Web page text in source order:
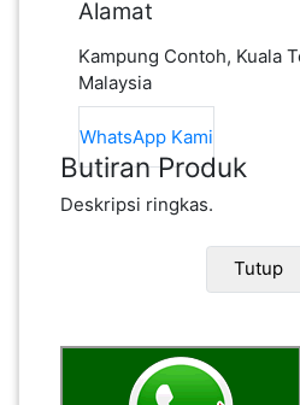
Alamat
Kampung Contoh, Kuala
Malaysia
WhatsApp Kami
Butiran Produk
Deskripsi ringkas.
Tutup